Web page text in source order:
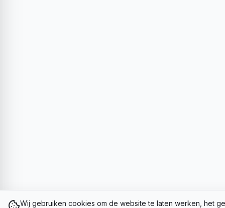
Wij gebruiken cookies om de website te laten werken, het